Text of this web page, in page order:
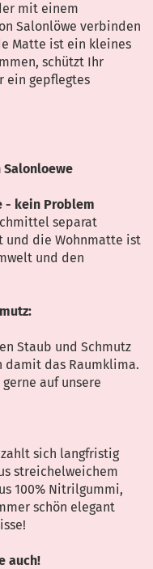
mit einem
Salonlöwe verbinden
Matte ist ein kleines
schützt Ihr
ein gepflegtes
- kein Problem
separat
und die Wohnmatte ist
und den
Staub und Schmutz
damit das Raumklima.
auf unsere
sich langfristig
streichelweichem
100% Nitrilgummi,
schön elegant
auch!